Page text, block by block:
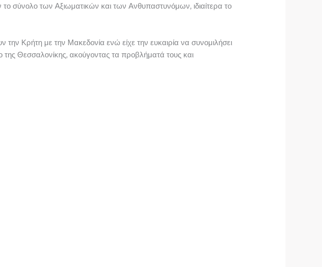
σύνολο των Αξιωματικών και των Ανθυπαστυνόμων, ιδιαίτερα το
Κρήτη με την Μακεδονία ενώ είχε την ευκαιρία να συνομιλήσει
Θεσσαλονίκης, ακούγοντας τα προβλήματά τους και